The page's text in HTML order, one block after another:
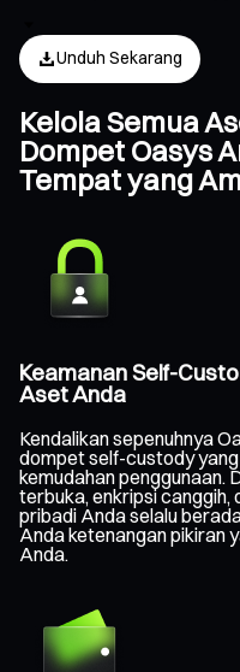
Unduh Sekarang
Kelola Semua
Dompet Oasys
Tempat yang
Keamanan Self-
Aset Anda
Kendalikan sepenuhnya
dompet self-custody
kemudahan penggunaan.
terbuka, enkripsi canggih,
pribadi Anda selalu
Anda ketenangan pikiran
Anda.